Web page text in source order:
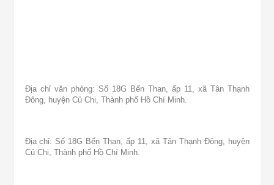
Địa chỉ văn phòng: Số 18G Bến Than, ấp 11, xã Tân Thạnh
Đông, huyện Củ Chi, Thành phố Hồ Chí Minh.
Địa chỉ: Số 18G Bến Than, ấp 11, xã Tân Thạnh Đông, huyện
Củ Chi, Thành phố Hồ Chí Minh.